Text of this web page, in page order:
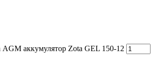
AGM аккумулятор Zota GEL 150-12